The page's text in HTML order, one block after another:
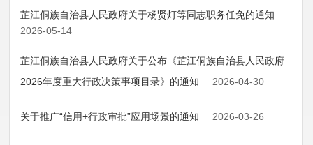
芷江侗族自治县人民政府关于杨贤灯等同志职务任免的通知
2026-05-14
芷江侗族自治县人民政府关于公布《芷江侗族自治县人民政府
2026年度重大行政决策事项目录》的通知
2026-04-30
关于推广“信用+行政审批”应用场景的通知 2026-03-26